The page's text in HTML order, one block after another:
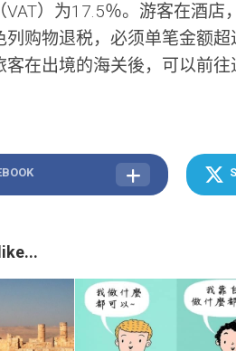
VAT）为17.5％。游客在酒
列购物退税，必须单笔金额
在出境的海关後，可以前往